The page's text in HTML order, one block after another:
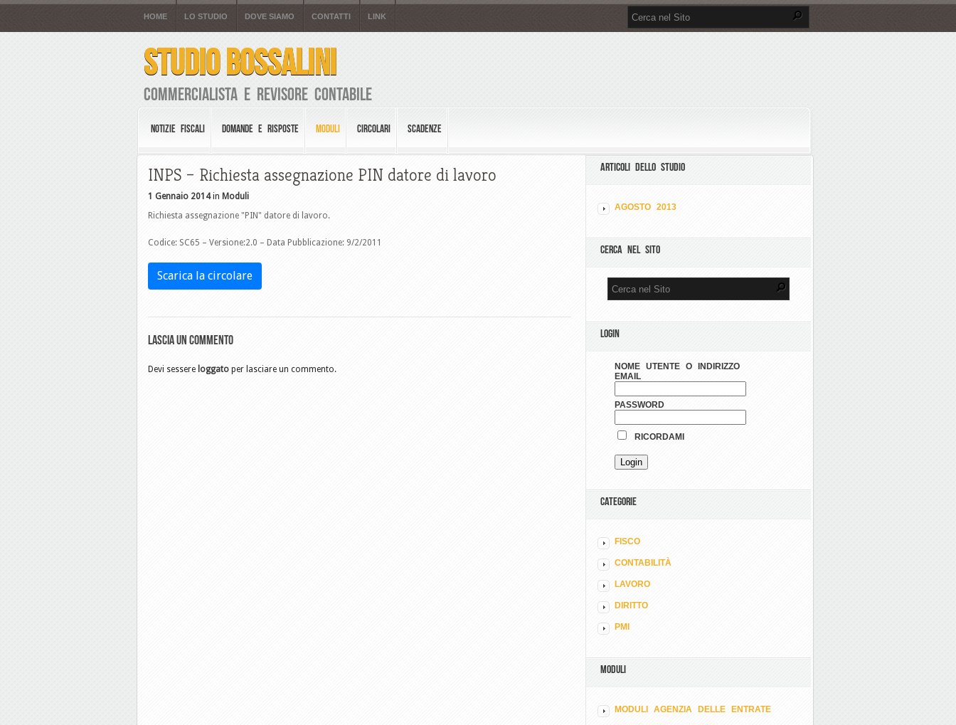
HOME LO STUDIO DOVE SIAMO CONTATTI LINK
STUDIO BOSSALINI
Commercialista e Revisore Contabile
NOTIZIE FISCALI DOMANDE E RISPOSTE MODULI CIRCOLARI SCADENZE
INPS – Richiesta assegnazione PIN datore di lavoro
1 Gennaio 2014in Moduli
Richiesta assegnazione "PIN" datore di lavoro.
Codice: SC65 – Versione:2.0 – Data Pubblicazione: 9/2/2011
Scarica la circolare
Lascia un commento
Devi sessere loggato per lasciare un commento.
ARTICOLI DELLO STUDIO
AGOSTO 2013
CERCA NEL SITO
LOGIN
NOME UTENTE O INDIRIZZO
EMAIL
PASSWORD
RICORDAMI
CATEGORIE
FISCO
CONTABILITÀ
LAVORO
DIRITTO
PMI
MODULI
MODULI AGENZIA DELLE ENTRATE